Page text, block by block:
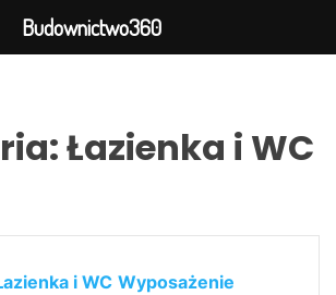
Łazienka i WC
i WC Wyposażenie
Budownictwo360